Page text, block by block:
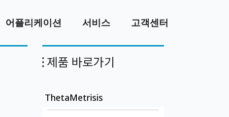
어플리케이션 서비스 고객센터
제품 바로가기
ThetaMetrisis